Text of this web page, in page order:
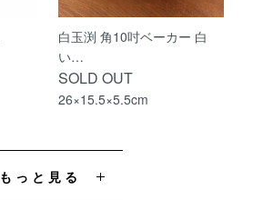
白玉渕 角10吋ベーカー 白
い…
SOLD OUT
26×15.5×5.5cm
もっと見る